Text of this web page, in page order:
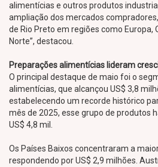
alimentícias e outros produtos
ampliação dos mercados
de Rio Preto em regiões como Europa,
Norte”, destacou.
Preparações alimentícias lideram
O principal destaque de maio foi o
alimentícias, que alcançou US$ 3,8
estabelecendo um recorde histórico
mês de 2025, esse grupo de produtos
US$ 4,8 mil.
Os Países Baixos concentraram a
respondendo por US$ 2,9 milhões.